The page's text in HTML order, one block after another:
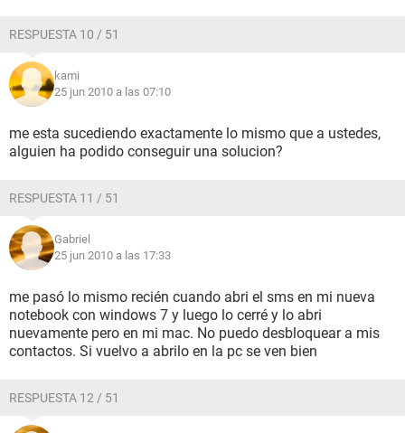
RESPUESTA 10 / 51
kami
25 jun 2010 a las 07:10
me esta sucediendo exactamente lo mismo que a ustedes,
alguien ha podido conseguir una solucion?
RESPUESTA 11 / 51
Gabriel
25 jun 2010 a las 17:33
me pasó lo mismo recién cuando abri el sms en mi nueva
notebook con windows 7 y luego lo cerré y lo abri
nuevamente pero en mi mac. No puedo desbloquear a mis
contactos. Si vuelvo a abrilo en la pc se ven bien
RESPUESTA 12 / 51